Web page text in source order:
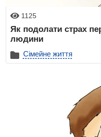
1125
Як подолати страх
людини
Сімейне життя